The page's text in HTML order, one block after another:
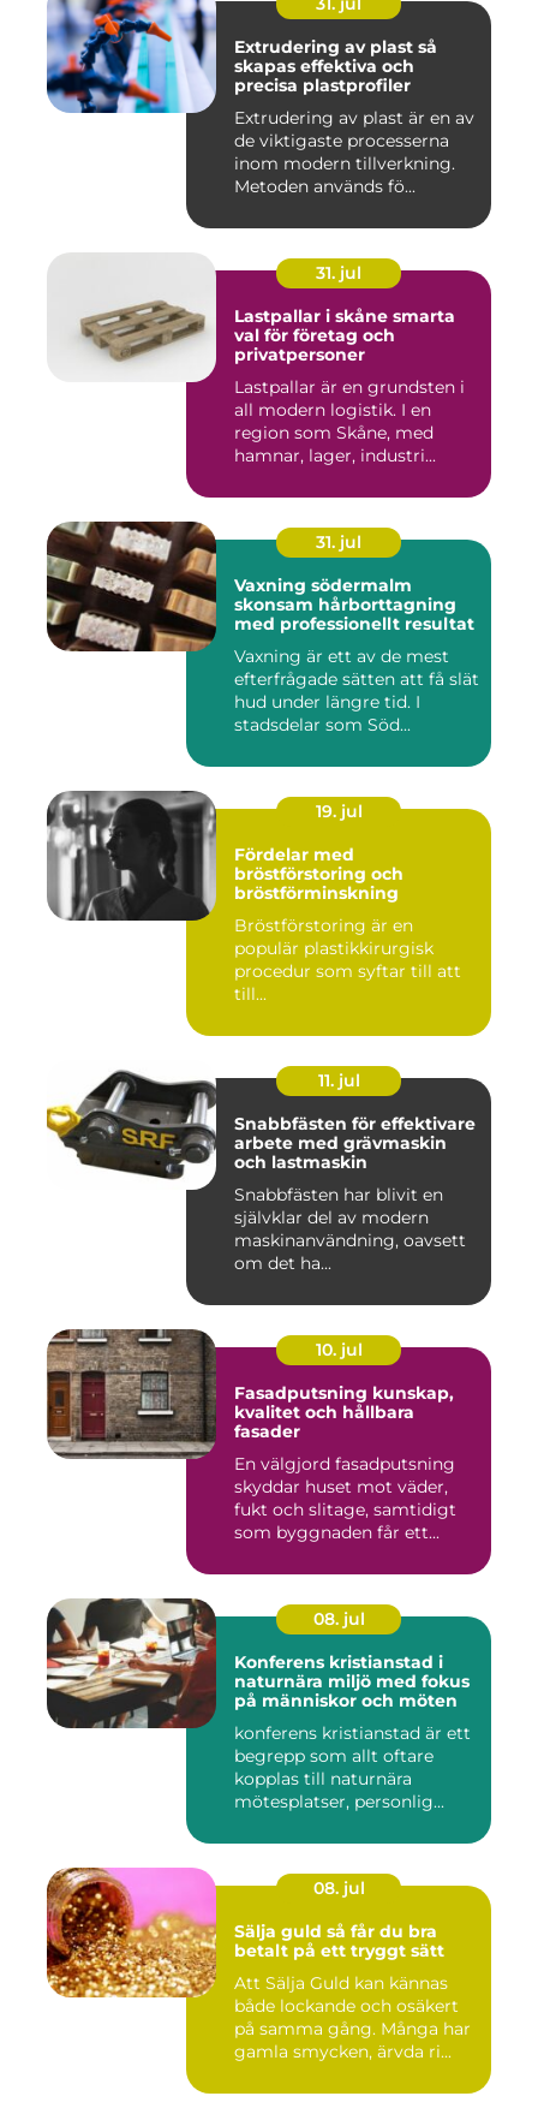
Extrudering av plast så
skapas effektiva och
precisa plastprofiler
Extrudering av plast är en av
de viktigaste processerna
inom modern tillverkning.
Metoden används fö...
31. jul
Lastpallar i skåne smarta
val för företag och
privatpersoner
Lastpallar är en grundsten i
all modern logistik. I en
region som Skåne, med
hamnar, lager, industri...
31. jul
Vaxning södermalm
skonsam hårborttagning
med professionellt resultat
Vaxning är ett av de mest
efterfrågade sätten att få slät
hud under längre tid. I
stadsdelar som Söd...
19. jul
Fördelar med
bröstförstoring och
bröstförminskning
Bröstförstoring är en
populär plastikkirurgisk
procedur som syftar till att
till...
11. jul
Snabbfästen för effektivare
arbete med grävmaskin
och lastmaskin
Snabbfästen har blivit en
självklar del av modern
maskinanvändning, oavsett
om det ha...
10. jul
Fasadputsning kunskap,
kvalitet och hållbara
fasader
En välgjord fasadputsning
skyddar huset mot väder,
fukt och slitage, samtidigt
som byggnaden får ett...
08. jul
Konferens kristianstad i
naturnära miljö med fokus
på människor och möten
konferens kristianstad är ett
begrepp som allt oftare
kopplas till naturnära
mötesplatser, personlig...
08. jul
Sälja guld så får du bra
betalt på ett tryggt sätt
Att Sälja Guld kan kännas
både lockande och osäkert
på samma gång. Många har
gamla smycken, ärvda ri...